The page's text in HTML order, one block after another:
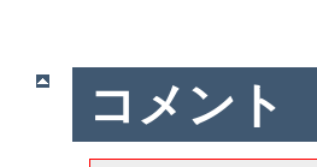
コメント